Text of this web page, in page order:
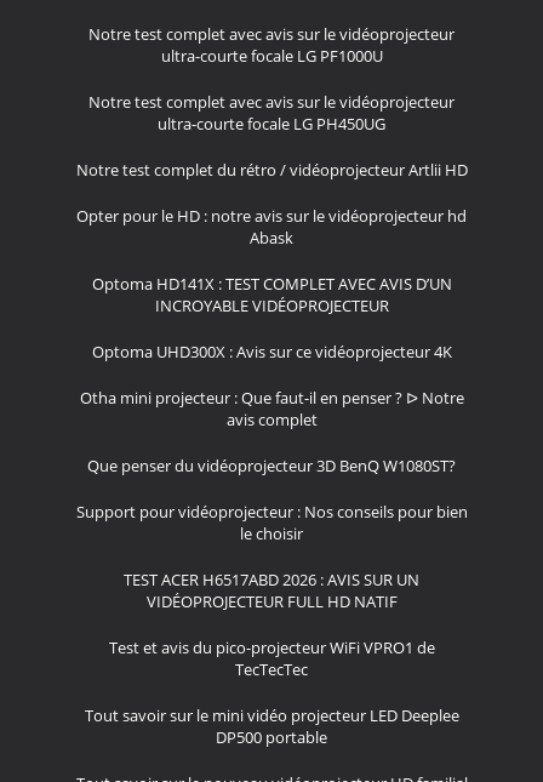
Notre test complet avec avis sur le vidéoprojecteur
ultra-courte focale LG PF1000U
Notre test complet avec avis sur le vidéoprojecteur
ultra-courte focale LG PH450UG
Notre test complet du rétro / vidéoprojecteur Artlii HD
Opter pour le HD : notre avis sur le vidéoprojecteur hd
Abask
Optoma HD141X : TEST COMPLET AVEC AVIS D’UN
INCROYABLE VIDÉOPROJECTEUR
Optoma UHD300X : Avis sur ce vidéoprojecteur 4K
Otha mini projecteur : Que faut-il en penser ? ᐅ Notre
avis complet
Que penser du vidéoprojecteur 3D BenQ W1080ST?
Support pour vidéoprojecteur : Nos conseils pour bien
le choisir
TEST ACER H6517ABD 2026 : AVIS SUR UN
VIDÉOPROJECTEUR FULL HD NATIF
Test et avis du pico-projecteur WiFi VPRO1 de
TecTecTec
Tout savoir sur le mini vidéo projecteur LED Deeplee
DP500 portable